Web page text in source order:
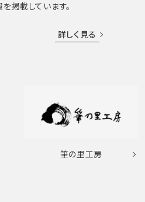
掲載しています。
詳しく見る
筆の里工房